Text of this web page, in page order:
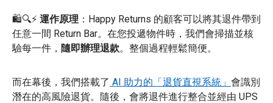
🛍️🔍⚡ 運作原理 ：Happy Returns 的顧客可以將其退件帶到
任意一間 Return Bar。在您投遞物件時，我們會掃描並核
驗每一件， 隨即辦理退款。整個過程輕鬆簡便。
而在幕後，我們搭載了 AI 助力的「退貨直視系統」 會識別
潛在的高風險退貨。隨後，會將退件進行整合並經由 UPS